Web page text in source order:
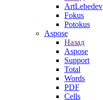
ArtLebedev
Fokus
Potokus
Aspose
Назад
Aspose
Support
Total
Words
PDF
Cells